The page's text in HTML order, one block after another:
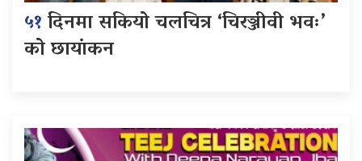
५१दिनमा सकियो चलचित्र ‘चिरञ्जीवी भवः’
को छायांकन